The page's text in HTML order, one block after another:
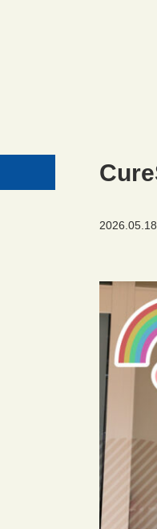
2026.05.18